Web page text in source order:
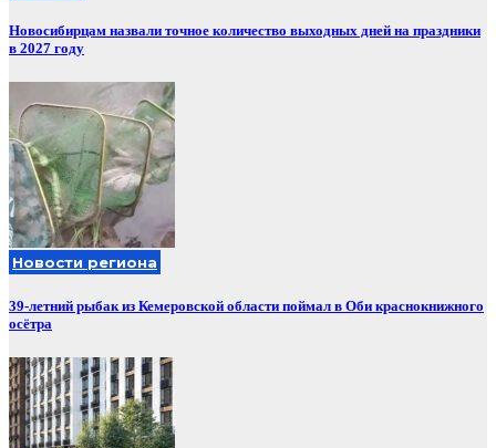
Новосибирцам назвали точное количество выходных дней на праздники
в 2027 году
Новости региона
39-летний рыбак из Кемеровской области поймал в Оби краснокнижного
осётра